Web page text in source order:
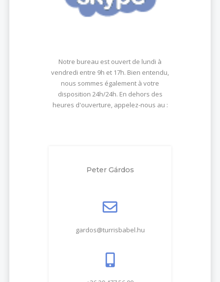
Notre bureau est ouvert de lundi à
vendredi entre 9h et 17h. Bien entendu,
nous sommes également à votre
disposition 24h/24h. En dehors des
heures d'ouverture, appelez-nous au :
Peter Gárdos
gardos@turrisbabel.hu